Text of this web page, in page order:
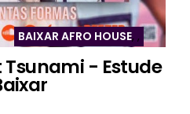
BAIXAR AFRO HOUSE, ,
Tsunami - Estude